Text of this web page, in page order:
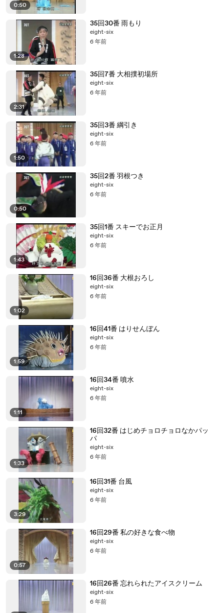
0:50
1:28
35回30番 雨もり
eight-six
6 年前
2:31
35回7番 大相撲初場所
eight-six
6 年前
1:50
35回3番 綱引き
eight-six
6 年前
0:50
35回2番 羽根つき
eight-six
6 年前
1:43
35回1番 スキーでお正月
eight-six
6 年前
1:02
16回36番 大根おろし
eight-six
6 年前
1:59
16回41番 はりせんぼん
eight-six
6 年前
1:11
16回34番 噴水
eight-six
6 年前
1:33
16回32番 はじめチョロチョロなかパッ
パ
eight-six
6 年前
3:29
16回31番 台風
eight-six
6 年前
0:57
16回29番 私の好きな食べ物
eight-six
6 年前
16回26番 忘れられたアイスクリーム
eight-six
6 年前